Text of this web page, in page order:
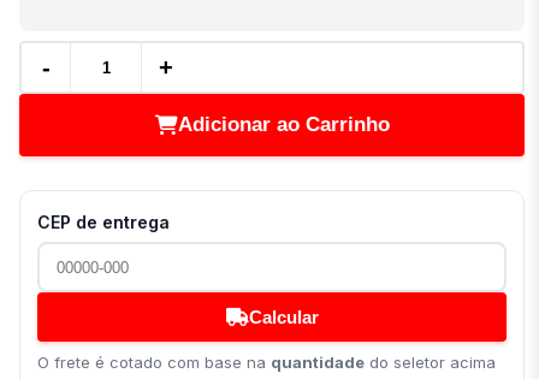
- +
Adicionar ao Carrinho
CEP de entrega
Calcular
O frete é cotado com base na quantidade do seletor acima